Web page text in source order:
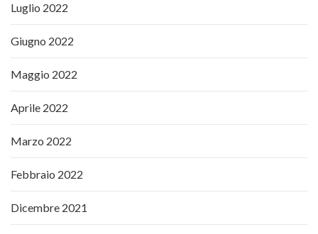
Luglio 2022
Giugno 2022
Maggio 2022
Aprile 2022
Marzo 2022
Febbraio 2022
Dicembre 2021